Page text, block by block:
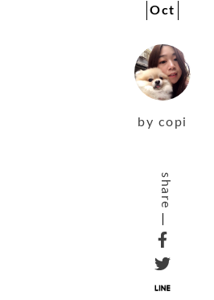
Oct
by copi
share